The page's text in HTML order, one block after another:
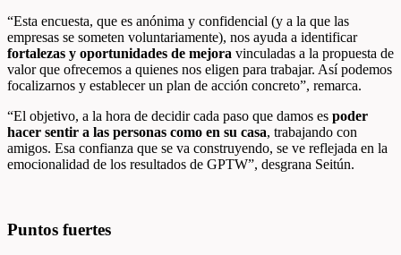
“Esta encuesta, que es anónima y confidencial (y a la que las
empresas se someten voluntariamente), nos ayuda a identificar
fortalezas y oportunidades de mejora vinculadas a la propuesta de
valor que ofrecemos a quienes nos eligen para trabajar. Así podemos
focalizarnos y establecer un plan de acción concreto”, remarca.
“El objetivo, a la hora de decidir cada paso que damos es poder
hacer sentir a las personas como en su casa, trabajando con
amigos. Esa confianza que se va construyendo, se ve reflejada en la
emocionalidad de los resultados de GPTW”, desgrana Seitún.
Puntos fuertes